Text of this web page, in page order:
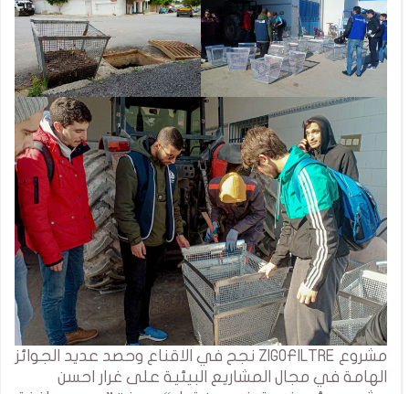
مشروع ZIGOFILTRE نجح في الاقناع وحصد عديد الجوائز
الهامة في مجال المشاريع البيئية على غرار احسن